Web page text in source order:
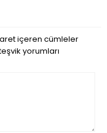
içeren cümleler
yorumları